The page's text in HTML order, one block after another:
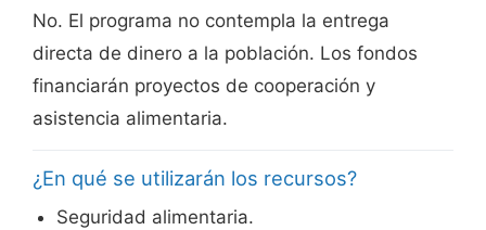
No. El programa no contempla la entrega
directa de dinero a la población. Los fondos
financiarán proyectos de cooperación y
asistencia alimentaria.
¿En qué se utilizarán los recursos?
Seguridad alimentaria.